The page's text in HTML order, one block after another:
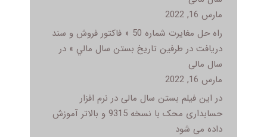
مارس 16, 2022
راه حل مغایرت شماره 50 « فاکتور فروش و سند
دريافت در طرفين تاريخ بستن سال مالي » در
سال مالی
مارس 16, 2022
در این فیلم بستن سال مالی در نرم افزار
حسابداری محک با نسخه 9315 و بالاتر آموزش
داده می شود